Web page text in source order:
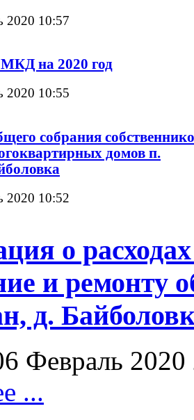
2020 10:57
на 2020 год
2020 10:55
собрания
домов п.
2020 10:52
о
и
д.
Февраль
...